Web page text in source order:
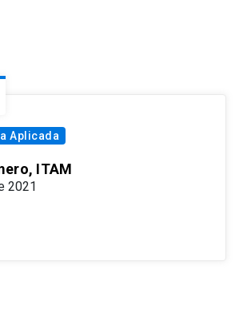
Aplicada
ITAM
2021